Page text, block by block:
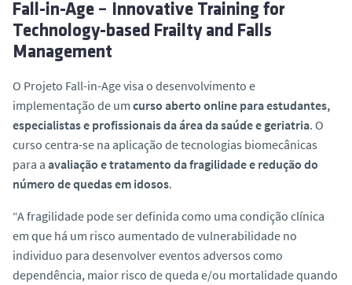
Fall-in-Age –
Innovative Training for
Technology-based Frailty and Falls
Management
O Projeto Fall-in-Age visa o desenvolvimento e
implementação de um curso aberto online para estudantes,
especialistas e profissionais da área da saúde e geriatria. O
curso centra-se na aplicação de tecnologias biomecânicas
para a avaliação e tratamento da fragilidade e redução do
número de quedas em idosos.
“A fragilidade pode ser definida como uma condição clínica
em que há um risco aumentado de vulnerabilidade no
individuo para desenvolver eventos adversos como
dependência, maior risco de queda e/ou mortalidade quando